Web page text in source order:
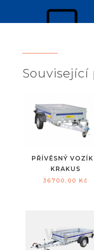
PŘÍVĚSNÝ VOZÍK
KRAKUS
36700,00 Kč